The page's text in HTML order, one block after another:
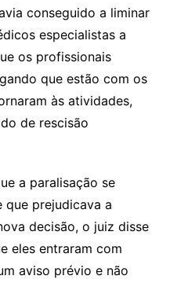
conseguido a liminar
especialistas a
os profissionais
que estão com os
às atividades,
de rescisão
a paralisação se
que prejudicava a
decisão, o juiz disse
eles entraram com
aviso prévio e não